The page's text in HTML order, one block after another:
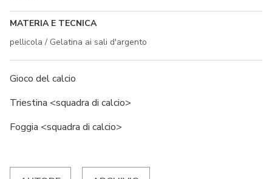
MATERIA E TECNICA
pellicola / Gelatina ai sali d'argento
Gioco del calcio
Triestina <squadra di calcio>
Foggia <squadra di calcio>